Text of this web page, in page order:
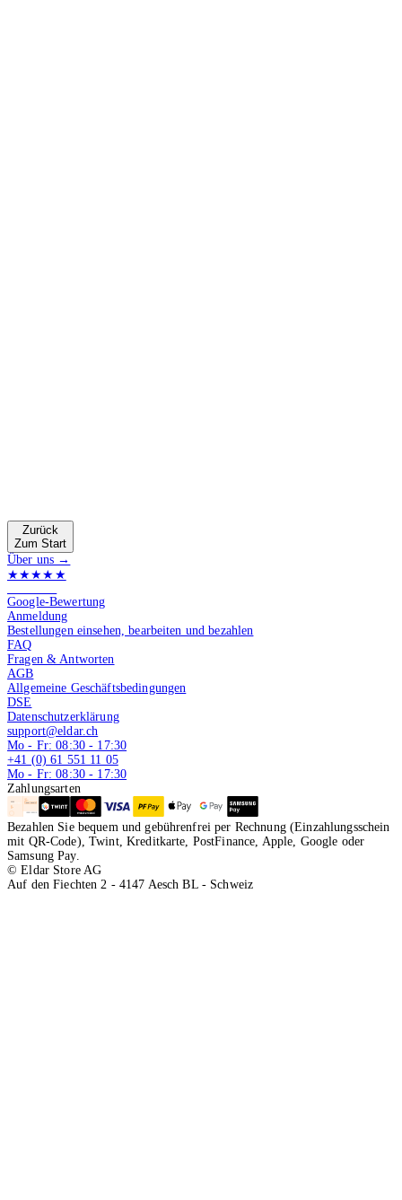
Zurück
Zum Start
Über uns →
★★★★★
Google-Bewertung
Anmeldung
Bestellungen einsehen, bearbeiten und bezahlen
FAQ
Fragen & Antworten
AGB
Allgemeine Geschäftsbedingungen
DSE
Datenschutzerklärung
support@eldar.ch
Mo - Fr: 08:30 - 17:30
+41 (0) 61 551 11 05
Mo - Fr: 08:30 - 17:30
Zahlungsarten
Bezahlen Sie bequem und gebührenfrei per Rechnung (Einzahlungsschein
mit QR-Code), Twint, Kreditkarte, PostFinance, Apple, Google oder
Samsung Pay.
© Eldar Store AG
Auf den Fiechten 2 - 4147 Aesch BL - Schweiz